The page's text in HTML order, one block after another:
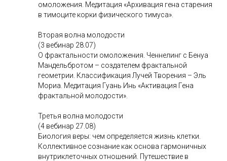
омоложения. Медитация «Архивация гена старения
в тимоците корки физического тимуса».
Вторая волна молодости
(3 вебинар 28.07)
О фрактальности омоложения. Ченнелинг с Бенуа
Мандельбротом – создателем фрактальной
геометрии. Классификация Лучей Творения – Эль
Мориа. Медитация Гуань Инь «Активация Гена
фрактальной молодости».
Третья волна молодости
(4 вебинар 27.08)
Биология веры: чем определяется жизнь клетки.
Коллективное сознание как основа гармоничных
внутриклеточных отношений. Путешествие в